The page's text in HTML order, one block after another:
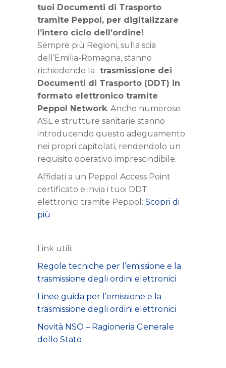
tuoi Documenti di Trasporto
tramite Peppol, per digitalizzare
l’intero ciclo dell’ordine!
Sempre più Regioni, sulla scia
dell’Emilia-Romagna, stanno
richiedendo la trasmissione dei
Documenti di Trasporto (DDT) in
formato elettronico tramite
Peppol Network. Anche numerose
ASL e strutture sanitarie stanno
introducendo questo adeguamento
nei propri capitolati, rendendolo un
requisito operativo imprescindibile.
Affidati a un Peppol Access Point
certificato e invia i tuoi DDT
elettronici tramite Peppol: Scopri di
più
Link utili:
Regole tecniche per l’emissione e la
trasmissione degli ordini elettronici
Linee guida per l’emissione e la
trasmissione degli ordini elettronici
Novità NSO – Ragioneria Generale
dello Stato